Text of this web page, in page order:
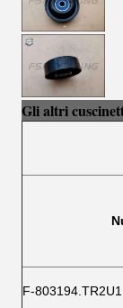
Gli altri
F-803194.TR2U1